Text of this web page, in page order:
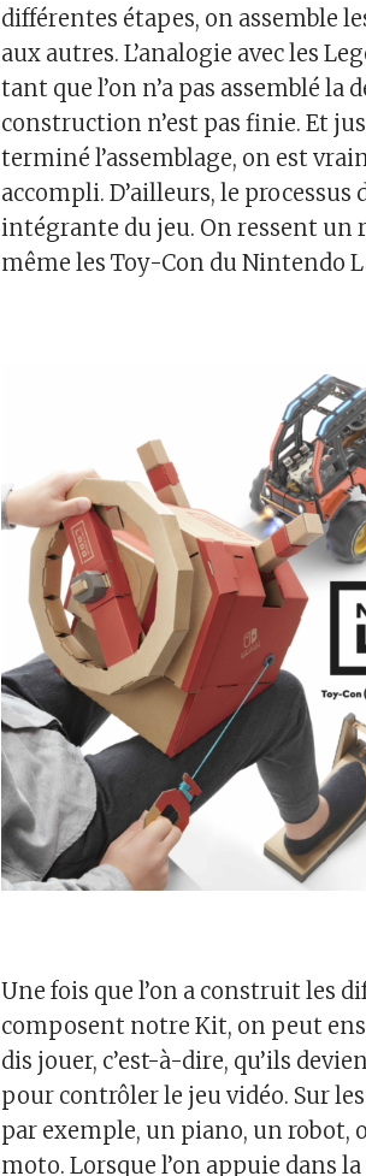
différentes étapes, on assemble
aux autres. L’analogie avec les
tant que l’on n’a pas assemblé la
construction n’est pas finie. Et
terminé l’assemblage, on est
accompli. D’ailleurs, le
intégrante du jeu. On ressent un
même les Toy-Con du Nintendo
Une fois que l’on a construit les
composent notre Kit, on peut
dis jouer, c’est-à-dire, qu’ils
pour contrôler le jeu vidéo. Sur
par exemple, un piano, un robot,
moto. Lorsque l’on appuie dans